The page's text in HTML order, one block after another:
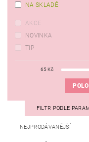
NA SKLADĚ
AKCE
NOVINKA
TIP
65Kč
FILTR PODLE
NEJPRODÁVANĚJŠÍ